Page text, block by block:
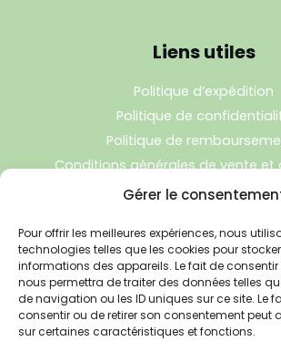
Gérer le
Pour offrir les meilleures expériences, nous
technologies telles que les cookies pour
informations des appareils. Le fait de
nous permettra de traiter des données telles
de navigation ou les ID uniques sur ce site. Le
consentir ou de retirer son consentement peut
sur certaines caractéristiques et fonctions.
Liens utiles
Politique d’expédition
Politique de
Politique de
Conditions générales de vente et
Bijouterie en
Bijoux Pierres Naturelles est votre
référence sur l'univers de la
nos bijoux ou une demande sur